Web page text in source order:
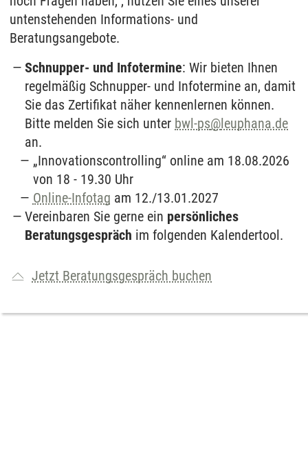
untenstehenden Informations- und
Beratungsangebote.
Schnupper- und Infotermine: Wir bieten Ihnen
regelmäßig Schnupper- und Infotermine an, damit
Sie das Zertifikat näher kennenlernen können.
Bitte melden Sie sich unter bwl-ps@leuphana.de
an.
„Innovationscontrolling“ online am 18.08.2026
von 18 - 19.30 Uhr
Online-Infotag am 12./13.01.2027
Vereinbaren Sie gerne ein persönliches
Beratungsgespräch im folgenden Kalendertool.
Jetzt Beratungsgespräch buchen